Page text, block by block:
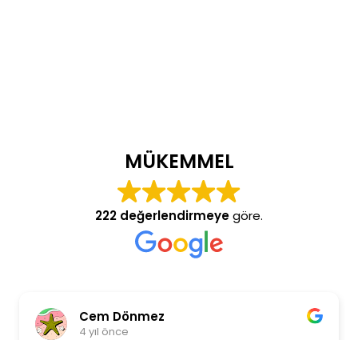
MÜKEMMEL
222 değerlendirmeyegöre.
Cem Dönmez
4 yıl önce